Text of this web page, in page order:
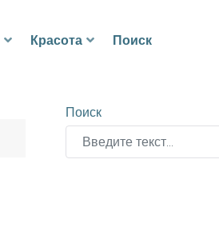
Красота Поиск
Поиск